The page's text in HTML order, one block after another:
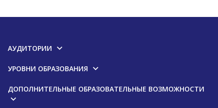
АУДИТОРИИ
УРОВНИ ОБРАЗОВАНИЯ
ДОПОЛНИТЕЛЬНЫЕ ОБРАЗОВАТЕЛЬНЫЕ ВОЗМОЖНОСТИ